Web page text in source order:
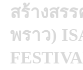
สร้างสร
พราว)